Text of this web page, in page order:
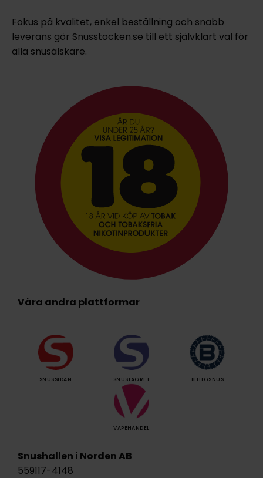
Fokus på kvalitet, enkel beställning och snabb
leverans gör Snusstocken.se till ett självklart val för
alla snusälskare.
Våra andra plattformar
SNUSSIDAN SNUSLAGRET BILLIGSNUS
VAPEHANDEL
Snushallen i Norden AB
559117-4148